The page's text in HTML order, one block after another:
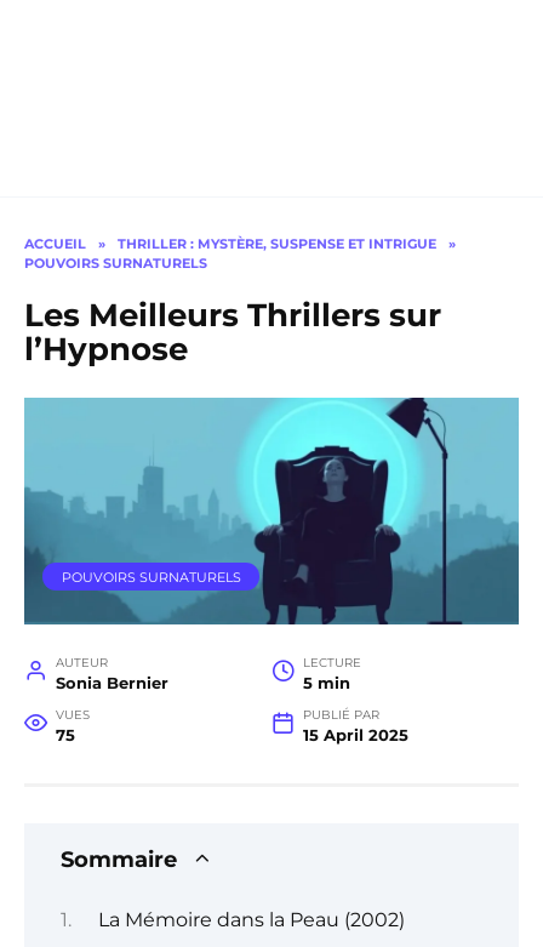
ACCUEIL » THRILLER : MYSTÈRE, SUSPENSE ET INTRIGUE
»
POUVOIRS SURNATURELS
Les Meilleurs Thrillers sur
l’Hypnose
POUVOIRS SURNATURELS
AUTEUR
Sonia Bernier
LECTURE
5 min
VUES
75
PUBLIÉ PAR
15 April 2025
Sommaire
La Mémoire dans la Peau (2002)